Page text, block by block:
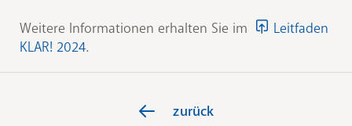
Weitere Informationen erhalten Sie im
Leitfaden
KLAR! 2024.
zurück